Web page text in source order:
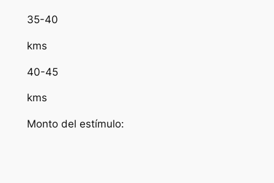
35-40
kms
40-45
kms
Monto del estímulo: